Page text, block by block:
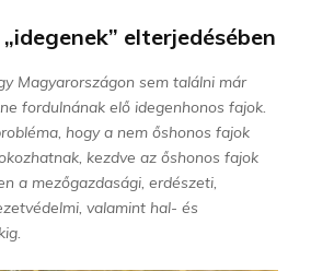
elterjedésében
Magyarországon sem találni már
fordulnának elő idegenhonos fajok.
hogy a nem őshonos fajok
kezdve az őshonos fajok
a mezőgazdasági, erdészeti,
valamint hal- és